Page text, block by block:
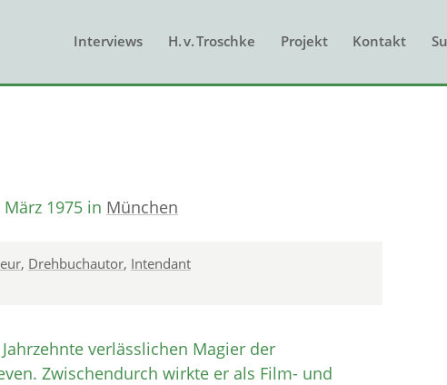
Interviews H. v. Troschke Projekt Kontakt
1975 in München
, Drehbuchautor, Intendant
verlässlichen Magier der
Zwischendurch wirkte er als Film- und